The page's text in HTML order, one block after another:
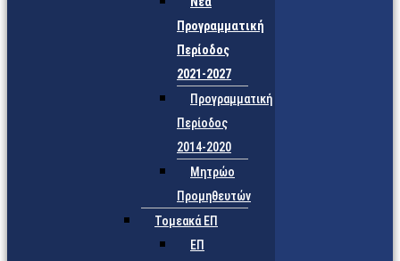
Προγραμματική
Περίοδος
2021-2027
Προγραμματική
Περίοδος
2014-2020
Μητρώο
Προμηθευτών
Τομεακά ΕΠ
ΕΠ